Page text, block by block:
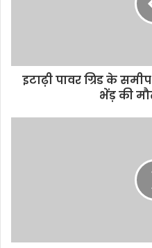
इटाढ़ी पावर ग्रिड के
भेंड़ की